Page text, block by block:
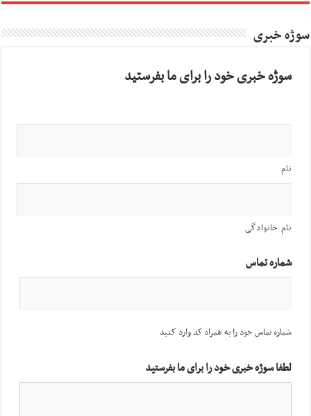
سوژه خبری
سوژه خبری خود را برای ما بفرستید
نام
نام خانوادگی
شماره تماس
شماره تماس خود را به همراه کد وارد کنید
لطفا سوژه خبری خود را برای ما بفرستید